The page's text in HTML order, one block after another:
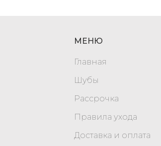
МЕНЮ
Главная
Шубы
Рассрочка
Правила ухода
Доставка и оплата